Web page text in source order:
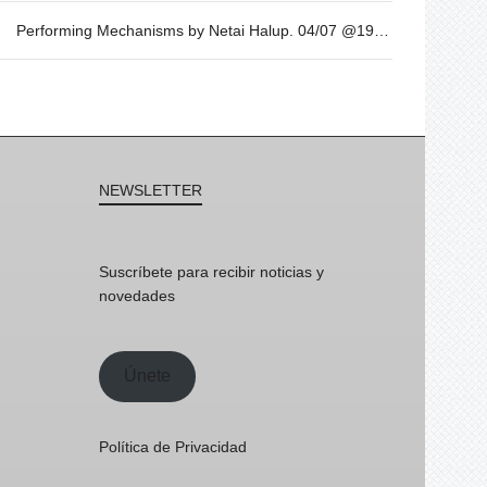
Performing Mechanisms by Netai Halup. 04/07 @19h
NEWSLETTER
Suscríbete para recibir noticias y
novedades
Únete
Política de Privacidad